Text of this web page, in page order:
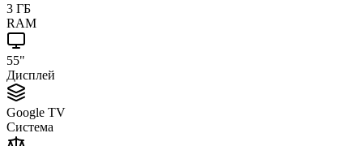
3 ГБ
RAM
55"
Дисплей
Google TV
Система